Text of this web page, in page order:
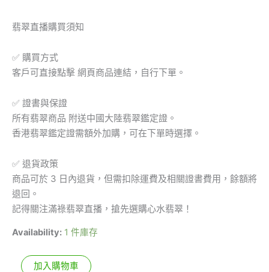
翡翠直播購買須知
✅ 購買方式
客戶可直接點擊 網頁商品連結，自行下單。
✅ 證書與保證
所有翡翠商品 附送中國大陸翡翠鑑定證。
香港翡翠鑑定證需額外加購，可在下單時選擇。
✅ 退貨政策
商品可於 3 日內退貨，但需扣除運費及相關證書費用，餘額將
退回。
記得關注滿祿翡翠直播，搶先選購心水翡翠！
Availability: 1 件庫存
加入購物車